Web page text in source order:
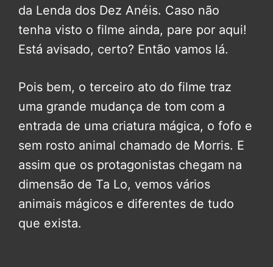
da Lenda dos Dez Anéis. Caso não
tenha visto o filme ainda, pare por aqui!
Está avisado, certo? Então vamos lá.
Pois bem, o terceiro ato do filme traz
uma grande mudança de tom com a
entrada de uma criatura mágica, o fofo e
sem rosto animal chamado de Morris. E
assim que os protagonistas chegam na
dimensão de Ta Lo, vemos vários
animais mágicos e diferentes de tudo
que exista.